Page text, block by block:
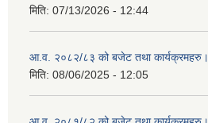
मिति: 07/13/2026 - 12:44
आ.व. २०८२/८३ को बजेट तथा कार्यक्रमहरु।
मिति: 08/06/2025 - 12:05